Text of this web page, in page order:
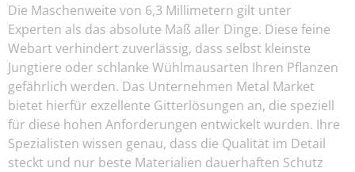
Die Maschenweite von 6,3 Millimetern gilt unter
Experten als das absolute Maß aller Dinge. Diese feine
Webart verhindert zuverlässig, dass selbst kleinste
Jungtiere oder schlanke Wühlmausarten Ihren Pflanzen
gefährlich werden. Das Unternehmen Metal Market
bietet hierfür exzellente Gitterlösungen an, die speziell
für diese hohen Anforderungen entwickelt wurden. Ihre
Spezialisten wissen genau, dass die Qualität im Detail
steckt und nur beste Materialien dauerhaften Schutz